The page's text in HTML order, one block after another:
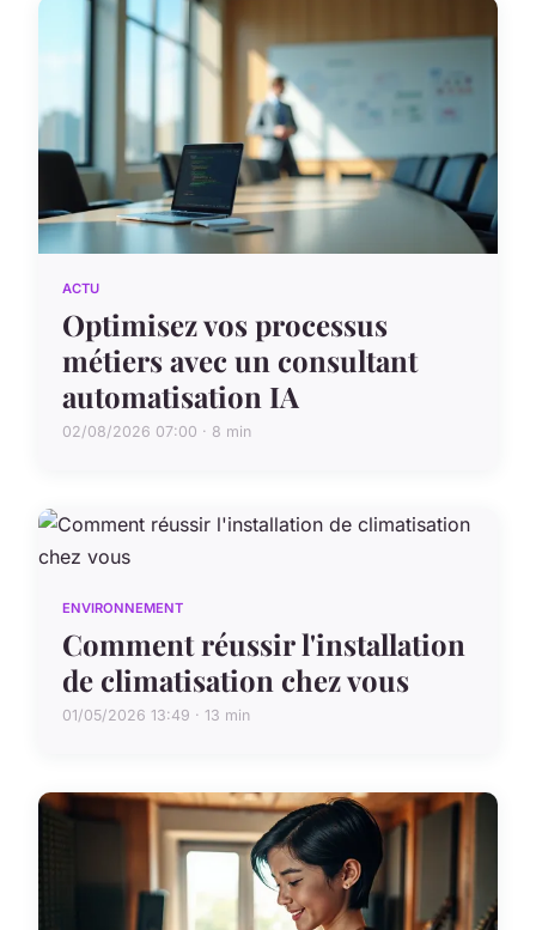
ACTU
Optimisez vos processus
métiers avec un consultant
automatisation IA
02/08/2026 07:00 · 8 min
ENVIRONNEMENT
Comment réussir l'installation
de climatisation chez vous
01/05/2026 13:49 · 13 min